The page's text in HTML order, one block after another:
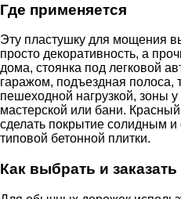
Где применяется
Эту пластушку для мощения
просто декоративность, а
дома, стоянка под легковой
гаражом, подъездная полоса,
пешеходной нагрузкой, зоны у
мастерской или бани.
сделать покрытие солидным
типовой бетонной плитки.
Как выбрать и заказать